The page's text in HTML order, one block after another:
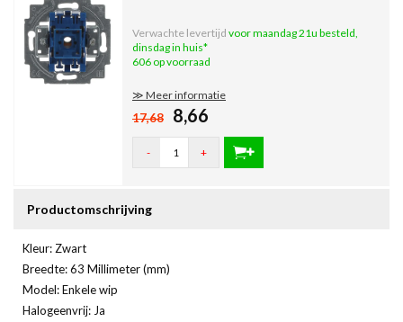
Verwachte levertijd voor maandag 21u besteld,
dinsdag in huis*
606 op voorraad
≫ Meer informatie
17,68 8,66
- +
Productomschrijving
Kleur: Zwart
Breedte: 63 Millimeter (mm)
Model: Enkele wip
Halogeenvrij: Ja